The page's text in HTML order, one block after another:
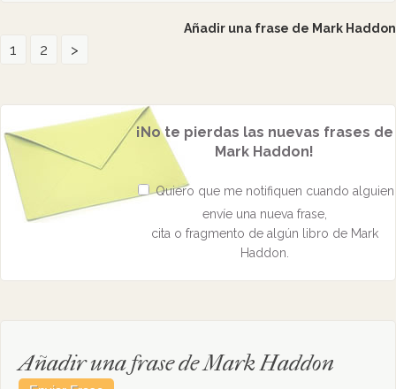
Añadir una frase de Mark Haddon
1 2 >
¡No te pierdas las nuevas frases de
Mark Haddon!
Quiero que me notifiquen cuando alguien
envíe una nueva frase,
cita o fragmento de algún libro de Mark
Haddon.
Añadir una frase de Mark Haddon